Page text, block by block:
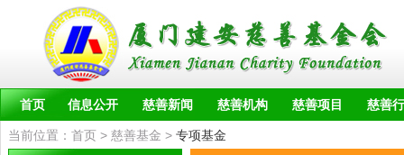
首页 信息公开 慈善新闻 慈善机构 慈善项目 慈善
当前位置： 首页 > 慈善基金 > 专项基金